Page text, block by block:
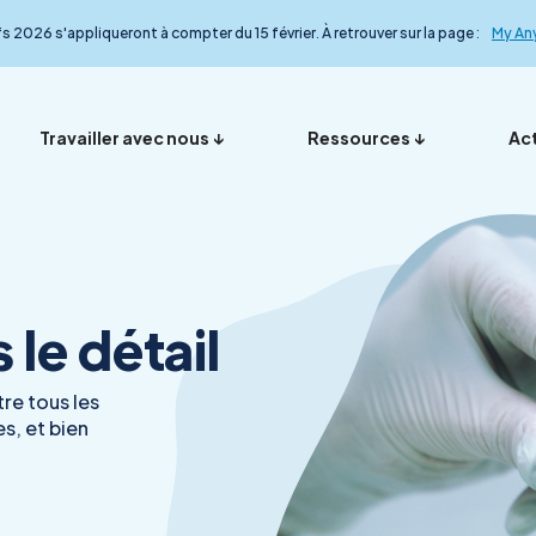
2026 s'appliqueront à compter du 15 février. À retrouver sur la page : My
L’équipe
Nos
Travailler avec nous
France
My Anydiag
Ressources
Nos
le détail
le détail
tous les
et bien